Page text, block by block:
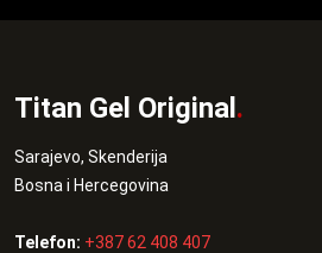
Titan Gel Original.
Sarajevo, Skenderija
Bosna i Hercegovina
Telefon: +387 62 408 407